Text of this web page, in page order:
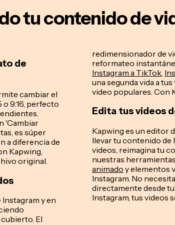
tu contenido de
de
cambiar el
9:16, perfecto
'Cambiar
es súper
a diferencia de
Kapwing,
original.
y en
El
redimensionador de
reformateo
Instagram a TikTok
una segunda vida a
video populares. Con
Edita tus videos
Kapwing es un editor
llevar tu contenido de
videos, reimagina tu
nuestras
animado y elementos
Instagram. No
directamente desde
Instagram, tus videos